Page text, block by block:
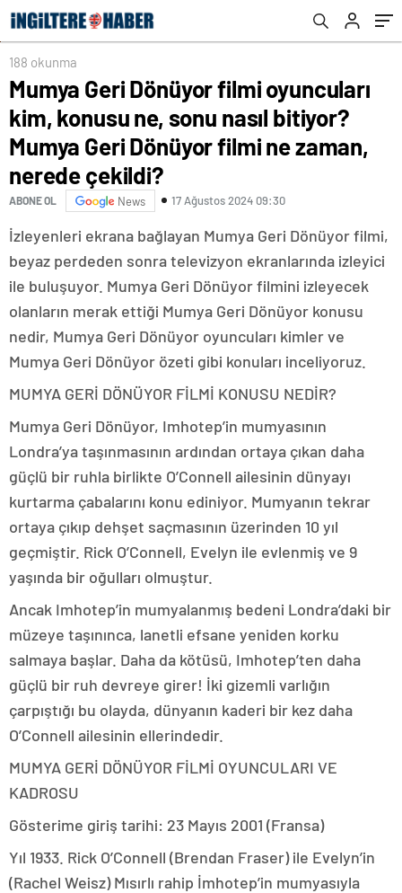
Dönüyor filmi ne zaman, nerede çekildi?
188 okunma
Mumya Geri Dönüyor filmi oyuncuları
kim, konusu ne, sonu nasıl bitiyor?
Mumya Geri Dönüyor filmi ne zaman,
nerede çekildi?
ABONE OL News 17 Ağustos 2024 09:30
İzleyenleri ekrana bağlayan Mumya Geri Dönüyor filmi,
beyaz perdeden sonra televizyon ekranlarında izleyici
ile buluşuyor. Mumya Geri Dönüyor filmini izleyecek
olanların merak ettiği Mumya Geri Dönüyor konusu
nedir, Mumya Geri Dönüyor oyuncuları kimler ve
Mumya Geri Dönüyor özeti gibi konuları inceliyoruz.
MUMYA GERİ DÖNÜYOR FİLMİ KONUSU NEDİR?
Mumya Geri Dönüyor, Imhotep’in mumyasının
Londra’ya taşınmasının ardından ortaya çıkan daha
güçlü bir ruhla birlikte O’Connell ailesinin dünyayı
kurtarma çabalarını konu ediniyor. Mumyanın tekrar
ortaya çıkıp dehşet saçmasının üzerinden 10 yıl
geçmiştir. Rick O’Connell, Evelyn ile evlenmiş ve 9
yaşında bir oğulları olmuştur.
Ancak Imhotep’in mumyalanmış bedeni Londra’daki bir
müzeye taşınınca, lanetli efsane yeniden korku
salmaya başlar. Daha da kötüsü, Imhotep’ten daha
güçlü bir ruh devreye girer! İki gizemli varlığın
çarpıştığı bu olayda, dünyanın kaderi bir kez daha
O’Connell ailesinin ellerindedir.
MUMYA GERİ DÖNÜYOR FİLMİ OYUNCULARI VE
KADROSU
Gösterime giriş tarihi: 23 Mayıs 2001 (Fransa)
Yıl 1933. Rick O’Connell (Brendan Fraser) ile Evelyn’in
(Rachel Weisz) Mısırlı rahip İmhotep’in mumyasıyla